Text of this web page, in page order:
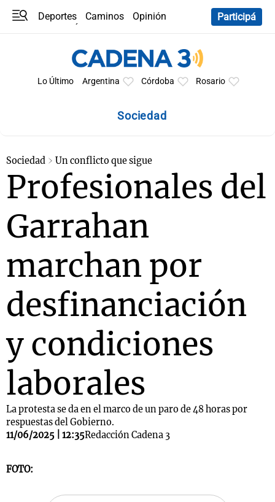
Deportes Caminos
Opinión
Participá
Lo Último Argentina Córdoba Rosario
Sociedad
Sociedad Un conflicto que sigue
Profesionales del
Garrahan
marchan por
desfinanciación
y condiciones
laborales
La protesta se da en el marco de un paro de 48 horas por
respuestas del Gobierno.
11/06/2025 | 12:35Redacción Cadena 3
FOTO: